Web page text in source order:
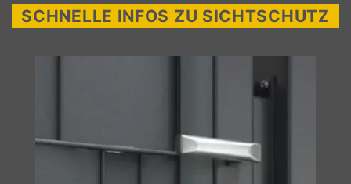
SCHNELLE INFOS ZU SICHTSCHUTZ